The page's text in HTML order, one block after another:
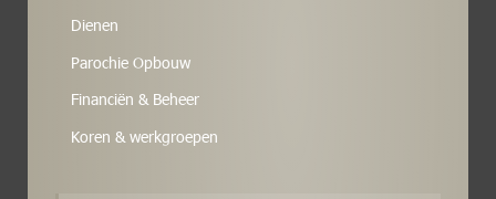
Dienen
Parochie Opbouw
Financiën & Beheer
Koren & werkgroepen